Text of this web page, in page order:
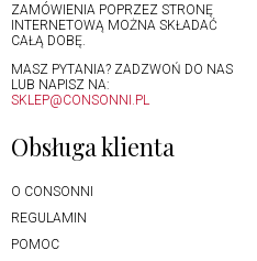
ZAMÓWIENIA POPRZEZ STRONĘ
INTERNETOWĄ MOŻNA SKŁADAĆ
CAŁĄ DOBĘ.
MASZ PYTANIA? ZADZWOŃ DO NAS
LUB NAPISZ NA:
SKLEP@CONSONNI.PL
Obsługa klienta
O CONSONNI
REGULAMIN
POMOC